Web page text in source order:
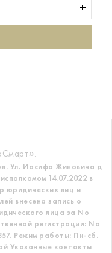
Ул. Иосифа Жиновича д
14.07.2022 в
юридических лиц и
внесена запись о
лица за No
регистрации: No
Режим работы: Пн-сб.
Указанные контакты